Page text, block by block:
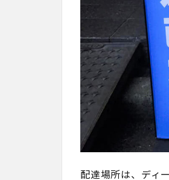
配達場所は、ディ